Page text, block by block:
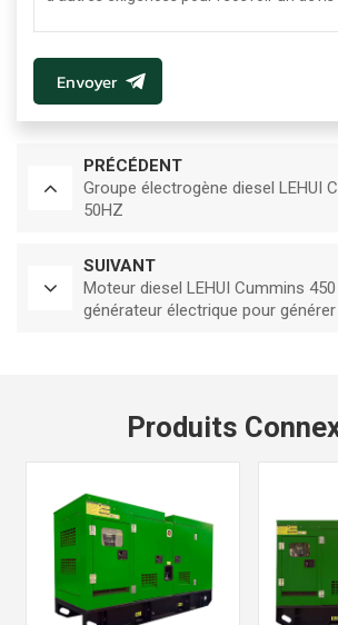
Envoyer
PRÉCÉDENT
Groupe électrogène diesel LEHUI
50HZ
SUIVANT
Moteur diesel LEHUI Cummins
générateur électrique pour
Produits